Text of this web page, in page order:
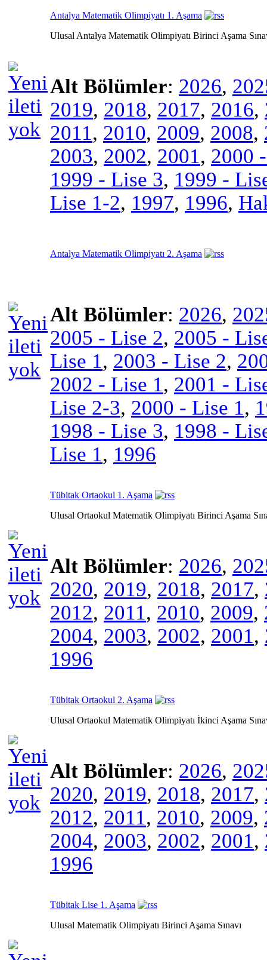
Antalya Matematik Olimpiyatı 1. Aşama
Ulusal Antalya Matematik Olimpiyatı Birinci Aşama
Alt Bölümler: 2026,
2019, 2018, 2017, 2016,
2011, 2010, 2009, 2008,
2003, 2002, 2001, 2000
1999 - Lise 3, 1999 -
Lise 1-2, 1997, 1996,
Antalya Matematik Olimpiyatı 2. Aşama
Alt Bölümler: 2026,
2005 - Lise 2, 2005 -
Lise 1, 2003 - Lise 2,
2002 - Lise 1, 2001 -
Lise 2-3, 2000 - Lise 1,
1998 - Lise 3, 1998 -
Lise 1, 1996
Tübitak Ortaokul 1. Aşama
Ulusal Ortaokul Matematik Olimpiyatı Birinci Aşama
Alt Bölümler: 2026,
2020, 2019, 2018, 2017,
2012, 2011, 2010, 2009,
2004, 2003, 2002, 2001,
1996
Tübitak Ortaokul 2. Aşama
Ulusal Ortaokul Matematik Olimpiyatı İkinci Aşama
Alt Bölümler: 2026,
2020, 2019, 2018, 2017,
2012, 2011, 2010, 2009,
2004, 2003, 2002, 2001,
1996
Tübitak Lise 1. Aşama
Ulusal Matematik Olimpiyatı Birinci Aşama Sınavı